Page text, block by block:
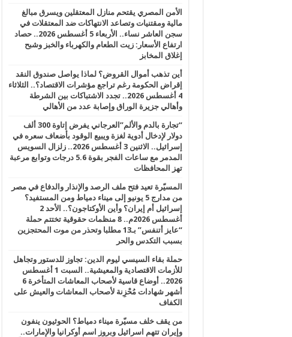
الأمن المصري يقتحم منازل المعتقلين ويسرق مبالغ
مالية ومقتنيات وتصاعد الانتهاكات ضد المعتقلات في
سجن العاشر نساء.. الأربعاء 5 أغسطس 2026.. حصاد
ارتفاع الأسعار: زيت الطعام والكهرباء والخبز وشبح
إغلاق المخابز
أين تذهب أموال القروض؟ لماذا يواصل صندوق النقد
إقراض الحكومة رغم تراجع مؤشرات الاقتصاد؟.. الثلاثاء
4 أغسطس 2026.. تجدد الاشتباكات بين الشرطة
وأهالي جزيرة الوراق وإصابة عدد من الأهالي
“تجارة بالدم والألم”العرجاني يفرض إتاوة 300 ألف
دولار لإدخال أدوية لغزة ويبيع الوقود بأضعاف سعره في
إسرائيل.. الاثنين 3 أغسطس 2026.. زلزال السويس
المدمر مع ساعات الفجر بقوة 5.6 درجات وتوابع مرعبة
تهز المحافظات
المسيّرة تعيد فتح ملف الرصد والإنذار والدفاع في مصر
من مدارج 5 يونيو إلى ميناء دمياط ومن المستفيد؟
إسرائيل أم إيران؟ وأين الأوكتاجون؟.. الأحد 2
أغسطس 2026م.. 8 منظمات حقوقية تختتم حملة
“عايز أتنفس” بـ13 مطلبا وتحذر من موت المحتجزين
بسبب التكدس والحر
حملة بقاء السيسي ليوم الدين: تجاوز للدستور وتجاهل
للأزمات الاقتصادية والمعيشية.. السبت 1 أغسطس
2026.. أوضاع قاسية لأصحاب المعاشات المتأخرة 6
أشهر شهادات مُحْزِنة لأصحاب المعاشات والعيش على
الكفاف
من يقف خلف مسيّرة ميناء دمياط؟ الحوثيون ينفون
وإيران تتهم اسرائيل وبروز اسم أوكرانيا والإمارات..